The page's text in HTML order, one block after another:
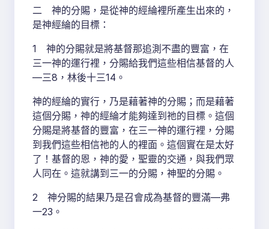
二 神的分賜，是從神的經綸裡所產生出來的，
是神經綸的目標：
1 神的分賜就是將基督那追測不盡的豐富，在
三一神的運行裡，分賜給我們這些相信基督的人
—三8，林後十三14。
神的經綸的實行，乃是藉著神的分賜；而是藉著
這個分賜，神的經綸才能夠達到祂的目標。這個
分賜是將基督的豐富，在三一神的運行裡，分賜
到我們這些相信祂的人的裡面。這個實在是太好
了！基督的恩，神的愛，聖靈的交通，與我們眾
人同在。這就講到三一的分賜，神聖的分賜。
2 神分賜的結果乃是召會成為基督的豐滿—弗
一23。